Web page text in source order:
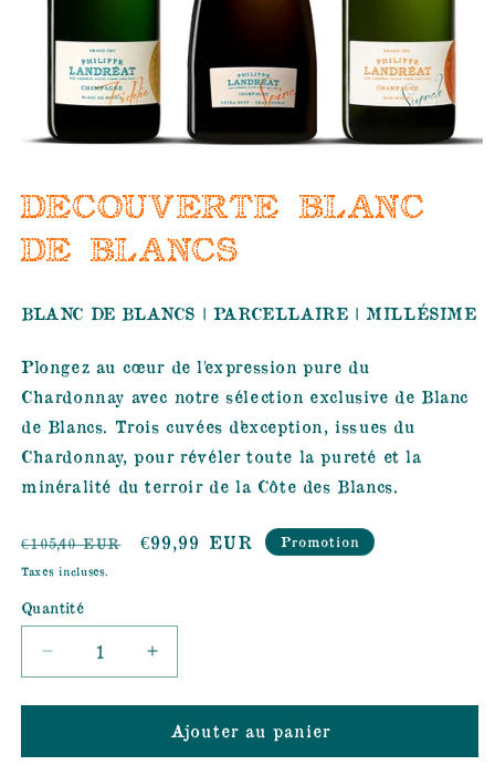
DECOUVERTE BLANC
DE BLANCS
BLANC DE BLANCS | PARCELLAIRE | MILLÉSIME
Plongez au cœur de l'expression pure du
Chardonnay avec notre sélection exclusive de Blanc
de Blancs. Trois cuvées d’exception, issues du
Chardonnay, pour révéler toute la pureté et la
minéralité du terroir de la Côte des Blancs.
Prix
habituel
€105,40 EUR
Prix
€99,99 EUR Promotion
Taxes incluses.
Quantité
Réduire
Augmenter
quantité
Ajouter au panier